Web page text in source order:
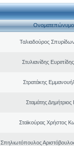
Ονοματεπώνυμο
Ταλιαδούρος
Στυλιανίδης
Στρατάκης
Σταμάτης Δημήτριος
Σταϊκούρας Χρήστος
Σπηλιωτόπουλος